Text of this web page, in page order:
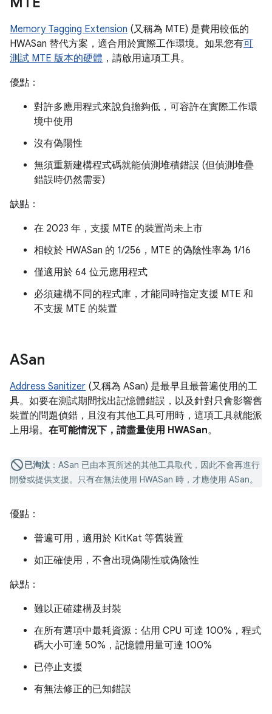
Memory Tagging Extension (又稱為 MTE) 是費用較低的
HWASan 替代方案，適合用於實際工作環境。如果您有可
測試 MTE 版本的硬體 ，請啟用這項工具。
優點：
對許多應用程式來說負擔夠低，可容許在實際工作環
境中使用
沒有偽陽性
無須重新建構程式碼就能偵測堆積錯誤 (但偵測堆疊
錯誤時仍然需要)
缺點：
在 2023 年，支援 MTE 的裝置尚未上市
相較於 HWASan 的 1/256，MTE 的偽陰性率為 1/16
僅適用於 64 位元應用程式
必須建構不同的程式庫，才能同時指定支援 MTE 和
不支援 MTE 的裝置
ASan
Address Sanitizer (又稱為 ASan) 是最早且最普遍使用的工
具。如要在測試期間找出記憶體錯誤，以及針對只會影響舊
裝置的問題偵錯，且沒有其他工具可用時，這項工具就能派
上用場。 在可能情況下，請盡量使用 HWASan。
已淘汰 ： ASan 已由本頁所述的其他工具取代，因此不會再進行
開發或提供支援。只有在無法使用 HWASan 時，才應使用 ASan。
優點：
普遍可用，適用於 KitKat 等舊裝置
如正確使用，不會出現偽陽性或偽陰性
缺點：
難以正確建構及封裝
在所有選項中最耗資源：佔用 CPU 可達 100%，程式
碼大小可達 50%，記憶體用量可達 100%
已停止支援
有無法修正的已知錯誤